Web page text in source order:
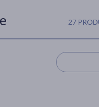
27